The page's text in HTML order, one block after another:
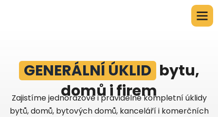
GENERÁLNÍ ÚKLID bytu,
domů i firem
Zajistíme jednorázové i pravidelné kompletní úklidy
bytů, domů, bytových domů, kanceláří i komerčních